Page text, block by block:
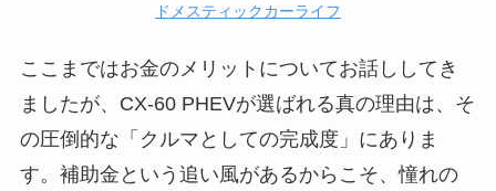
ドメスティックカーライフ
ここまではお金のメリットについてお話ししてき
ましたが、CX-60 PHEVが選ばれる真の理由は、そ
の圧倒的な「クルマとしての完成度」にありま
す。補助金という追い風があるからこそ、憧れの